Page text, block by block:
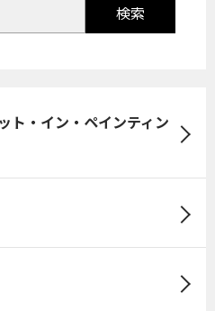
検索
ト・イン・ペインティン